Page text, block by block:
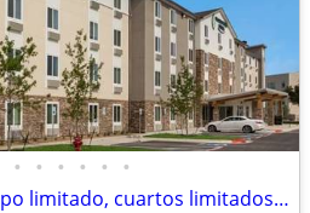
• • • • • •
Especial mudanza, tiempo limitado, cuartos limitados, 1ª mes especial!